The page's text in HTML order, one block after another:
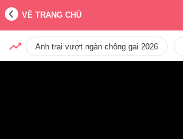
VỀ TRANG CHỦ
Anh trai vượt ngàn chông gai 2026